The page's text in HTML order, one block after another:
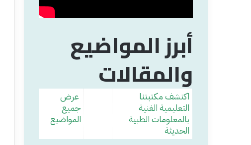
أبرز المواضيع
والمقالات
عرض
جميع
المواضيع
اكتشف مكتبتنا
التعليمية الغنية
بالمعلومات الطبية
الحديثة